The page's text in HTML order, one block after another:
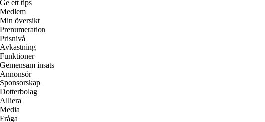
Ge ett tips
Medlem
Min översikt
Prenumeration
Prisnivå
Avkastning
Funktioner
Gemensam insats
Annonsör
Sponsorskap
Dotterbolag
Alliera
Media
Fråga